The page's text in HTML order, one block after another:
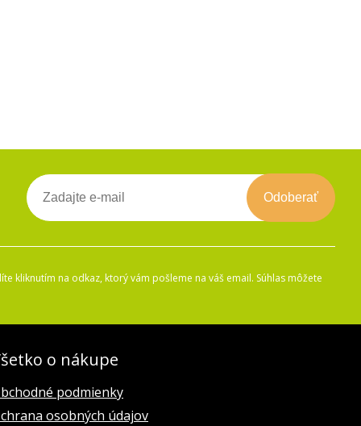
Odoberať
kliknutím na odkaz, ktorý vám pošleme na váš email. Súhlas môžete
o nákupe
podmienky
osobných údajov